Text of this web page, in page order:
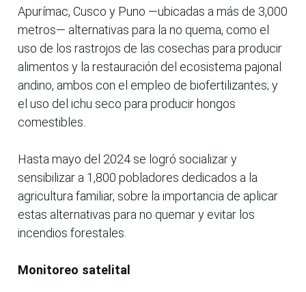
Apurímac, Cusco y Puno —ubicadas a más de 3,000
metros— alternativas para la no quema, como el
uso de los rastrojos de las cosechas para producir
alimentos y la restauración del ecosistema pajonal
andino, ambos con el empleo de biofertilizantes; y
el uso del ichu seco para producir hongos
comestibles.
Hasta mayo del 2024 se logró socializar y
sensibilizar a 1,800 pobladores dedicados a la
agricultura familiar, sobre la importancia de aplicar
estas alternativas para no quemar y evitar los
incendios forestales.
Monitoreo satelital